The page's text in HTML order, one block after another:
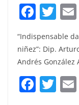
F
c
e
b
o
T
w
itt
er
“Indispensable
niñez”: Dip.
Andrés González
F T